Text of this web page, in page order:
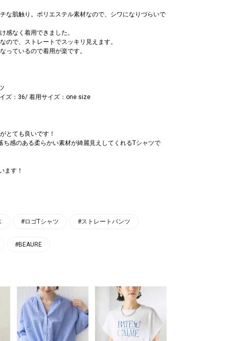
な肌触り。ポリエステル素材なので、シワになりづらいで
感なく着用できました。
ので、ストレートでスッキリ見えます。
っているので着用が楽です。
ズ：36/ 着用サイズ：one size
とても良いです！
ち感のある柔らかい素材が綺麗見えしてくれるTシャツで
ます！
#ロゴTシャツ #ストレートパンツ
#BEAURE